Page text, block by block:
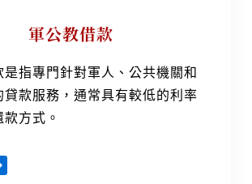
軍公教借款
是指專門針對軍人、公共機關和
貸款服務，通常具有較低的利率
方式。